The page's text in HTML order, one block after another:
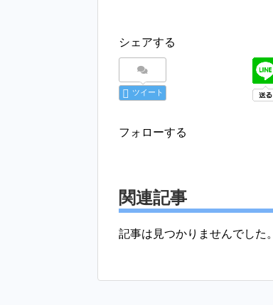
シェアする
ツイート
フォローする
関連記事
記事は見つかりませんでした。